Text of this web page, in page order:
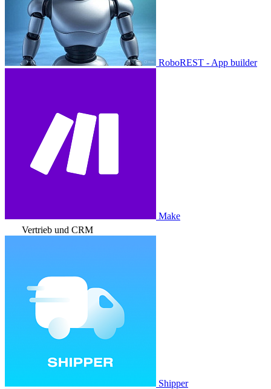
RoboREST - App builder
Make
Vertrieb und CRM
Shipper